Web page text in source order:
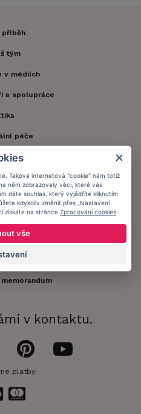
příběh
tým
v médiích
a spolupráce
péče
účet
zákazníka
podmínky
údajů
v kontaktu.
platby:
Taková internetová "cookie" nám totiž
něm zobrazovaly věci, které vás
dáte souhlas, který vyjádříte kliknutím
kdykoliv změnit přes „Nastavení
získáte na stránce Zpracování cookies
vše